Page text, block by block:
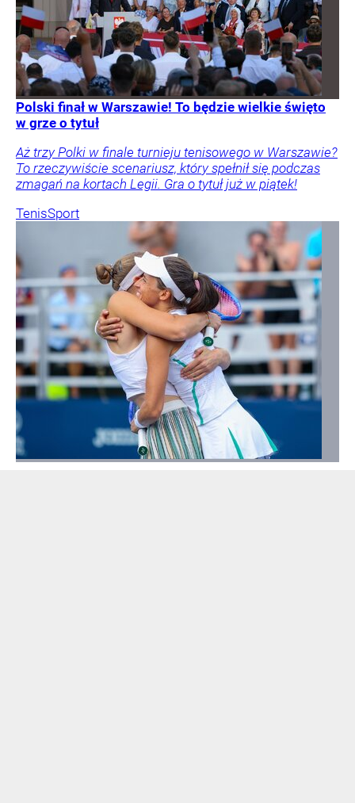
Polski finał w Warszawie! To będzie wielkie święto
w grze o tytuł
Aż trzy Polki w finale turnieju tenisowego w Warszawie?
To rzeczywiście scenariusz, który spełnił się podczas
zmagań na kortach Legii. Gra o tytuł już w piątek!
TenisSport